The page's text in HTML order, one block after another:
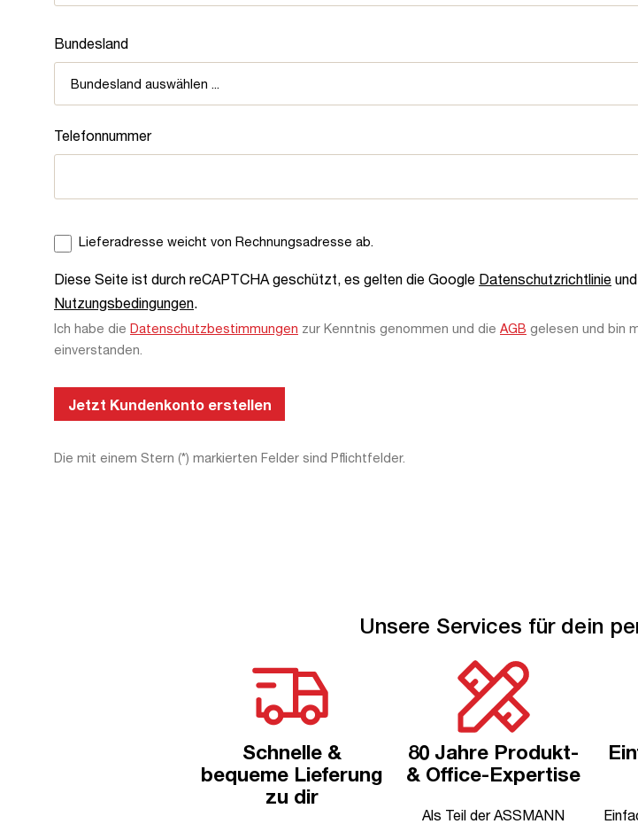
Bundesland
Telefonnummer
Lieferadresse weicht von Rechnungsadresse ab.
Diese Seite ist durch reCAPTCHA geschützt, es gelten die Google Datenschutzrichtlinie und
Nutzungsbedingungen.
Datenschutz
Ich habe die Datenschutzbestimmungen zur Kenntnis genommen und die AGB gelesen und bin
einverstanden.
Jetzt Kundenkonto erstellen
Die mit einem Stern (*) markierten Felder sind Pflichtfelder.
Unsere Services für dein
Schnelle &
bequeme Lieferung
zu dir
80 Jahre Produkt-
& Office-Expertise
Als Teil der ASSMANN